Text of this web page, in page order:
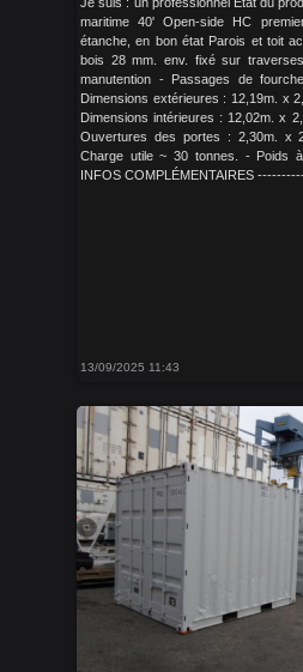
maritime 40' Open-side HC
étanche, en bon état Parois et toit
bois 28 mm. env. fixé sur
manutention - Passages de
Dimensions extérieures : 12,19m. x
Dimensions intérieures : 12,02m. x
Ouvertures des portes : 2,30m. x
Charge utile ~ 30 tonnes. - Poids
INFOS COMPLÉMENTAIRES
13/09/2025 11:43